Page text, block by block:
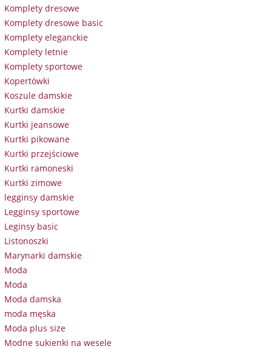
Komplety dresowe
Komplety dresowe basic
Komplety eleganckie
Komplety letnie
Komplety sportowe
Kopertówki
Koszule damskie
Kurtki damskie
Kurtki jeansowe
Kurtki pikowane
Kurtki przejściowe
Kurtki ramoneski
Kurtki zimowe
legginsy damskie
Legginsy sportowe
Leginsy basic
Listonoszki
Marynarki damskie
Moda
Moda
Moda damska
moda męska
Moda plus size
Modne sukienki na wesele